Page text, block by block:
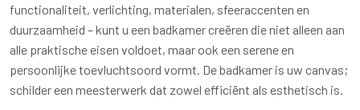
functionaliteit, verlichting, materialen, sfeeraccenten en
duurzaamheid – kunt u een badkamer creëren die niet alleen aan
alle praktische eisen voldoet, maar ook een serene en
persoonlijke toevluchtsoord vormt. De badkamer is uw canvas;
schilder een meesterwerk dat zowel efficiënt als esthetisch is.